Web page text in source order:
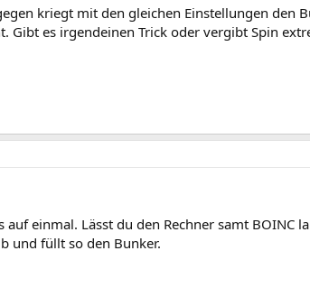
kriegt mit den gleichen Einstellungen den
Gibt es irgendeinen Trick oder vergibt Spin
einmal. Lässt du den Rechner samt BOINC
und füllt so den Bunker.